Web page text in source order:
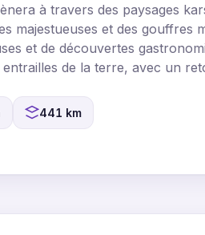
à travers des paysages
majestueuses et des gouffres
et de découvertes
de la terre, avec un
441 km